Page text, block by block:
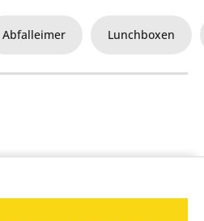
Abfalleimer Lunchboxen